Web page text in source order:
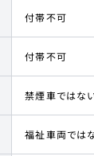
付帯不可
付帯不可
禁煙車ではな
福祉車両では